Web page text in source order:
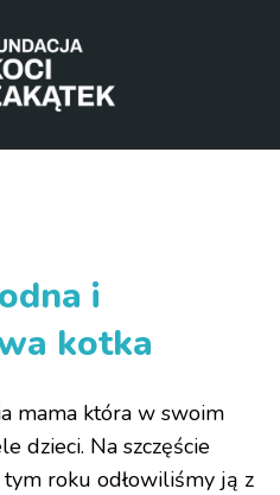
i
kotka
mama która w swoim
dzieci. Na szczęście
roku odłowiliśmy ją z